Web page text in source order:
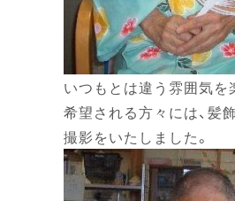
いつもとは違う雰囲気を
希望される方々には、髪
撮影をいたしました。